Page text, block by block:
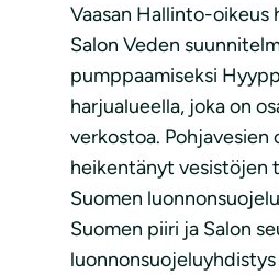
Vaasan Hallinto-oikeus
Salon Veden
pumppaamiseksi
harjualueella, joka on
verkostoa. Pohjavesien
heikentänyt vesistöjen
Suomen
Suomen piiri ja Salon